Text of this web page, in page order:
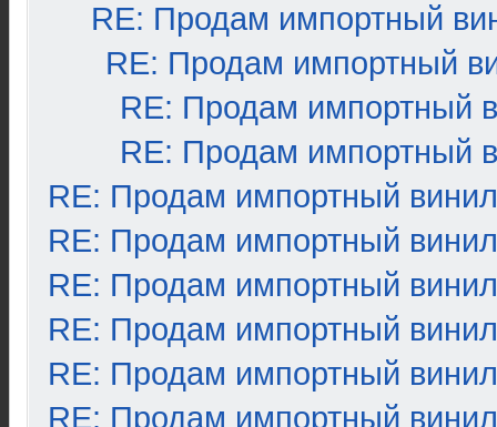
RE: Продам импортный
RE: Продам импортный
RE: Продам импортный
RE: Продам импортный
RE: Продам импортный винил
RE: Продам импортный винил
RE: Продам импортный винил
RE: Продам импортный винил
RE: Продам импортный винил
RE: Продам импортный винил